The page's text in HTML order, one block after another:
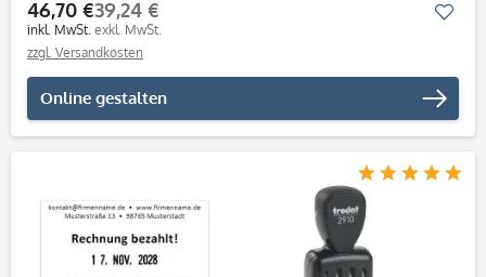
46,70 €
inkl. MwSt.
39,24 €
exkl. MwSt.
zzgl. Versandkosten
Online gestalten